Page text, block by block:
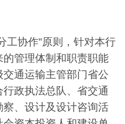
工协作”原则，针对本行
管理体制和职责职能
通运输主管部门省公
政执法总队、省交通
、设计及设计咨询活